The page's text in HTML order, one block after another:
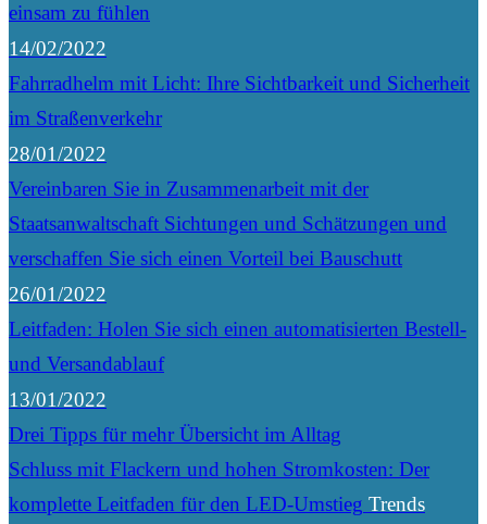
einsam zu fühlen
14/02/2022
Fahrradhelm mit Licht: Ihre Sichtbarkeit und Sicherheit
im Straßenverkehr
28/01/2022
Vereinbaren Sie in Zusammenarbeit mit der
Staatsanwaltschaft Sichtungen und Schätzungen und
verschaffen Sie sich einen Vorteil bei Bauschutt
26/01/2022
Leitfaden: Holen Sie sich einen automatisierten Bestell-
und Versandablauf
13/01/2022
Drei Tipps für mehr Übersicht im Alltag
Schluss mit Flackern und hohen Stromkosten: Der
komplette Leitfaden für den LED-Umstieg Trends